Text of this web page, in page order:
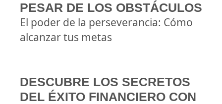
PESAR DE LOS OBSTÁCULOS
El poder de la perseverancia: Cómo
alcanzar tus metas
DESCUBRE LOS SECRETOS
DEL ÉXITO FINANCIERO CON